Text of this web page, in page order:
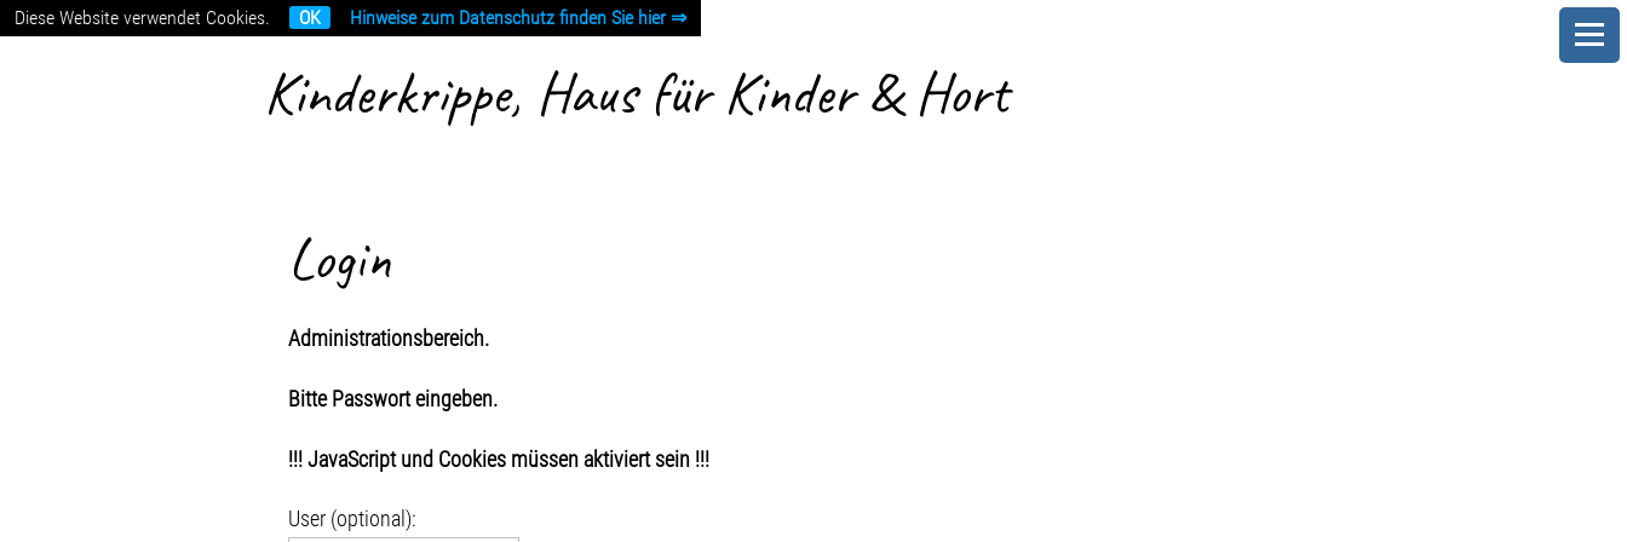
Kinderkrippe, Haus für Kinder & Hort
Login
Administrationsbereich.
Bitte Passwort eingeben.
!!! JavaScript und Cookies müssen aktiviert sein !!!
User (optional):
Diese Website verwendet Cookies. OK Hinweise zum Datenschutz finden Sie hier ⇒